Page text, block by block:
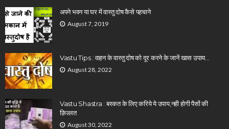
अपने भवन या घर में वास्तु दोष कैसे पहचाने
August 7, 2019
Vastu Tips : वाहन के वास्तु दोष को दूर करने के जानें खास उपाय…
August 28, 2022
Vastu Shastra : बरकत के लिए करिये ये उपाय,नही होगी पैसों की
क़िल्लत
August 30, 2022